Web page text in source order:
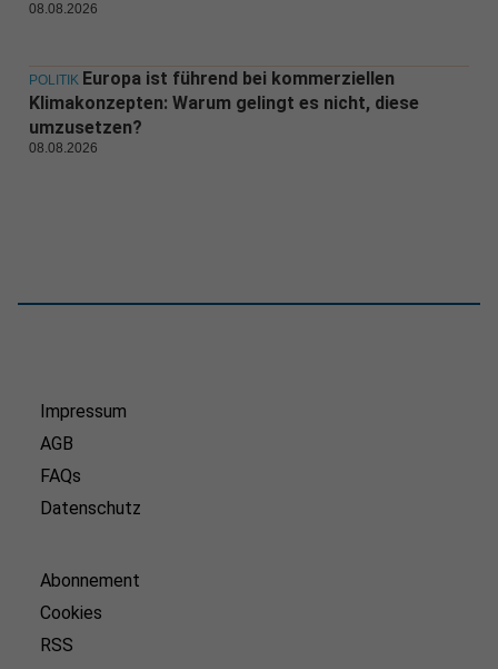
08.08.2026
POLITIK Europa ist führend bei kommerziellen
Klimakonzepten: Warum gelingt es nicht, diese
umzusetzen?
08.08.2026
Impressum
AGB
FAQs
Datenschutz
Abonnement
Cookies
RSS